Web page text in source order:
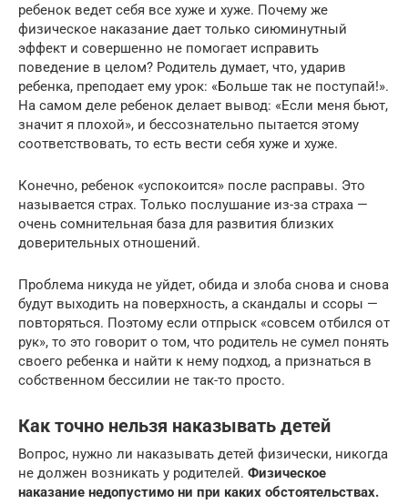
ребенок ведет себя все хуже и хуже. Почему же
физическое наказание дает только сиюминутный
эффект и совершенно не помогает исправить
поведение в целом? Родитель думает, что, ударив
ребенка, преподает ему урок: «Больше так не поступай!».
На самом деле ребенок делает вывод: «Если меня бьют,
значит я плохой», и бессознательно пытается этому
соответствовать, то есть вести себя хуже и хуже.
Конечно, ребенок «успокоится» после расправы. Это
называется страх. Только послушание из-за страха —
очень сомнительная база для развития близких
доверительных отношений.
Проблема никуда не уйдет, обида и злоба снова и снова
будут выходить на поверхность, а скандалы и ссоры —
повторяться. Поэтому если отпрыск «совсем отбился от
рук», то это говорит о том, что родитель не сумел понять
своего ребенка и найти к нему подход, а признаться в
собственном бессилии не так-то просто.
Как точно нельзя наказывать детей
Вопрос, нужно ли наказывать детей физически, никогда
не должен возникать у родителей. Физическое
наказание недопустимо ни при каких обстоятельствах.